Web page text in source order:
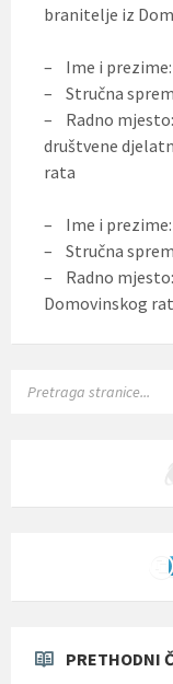
branitelje iz
– Ime i
– Stručna
– Radno
društvene
rata
– Ime i prezime:
– Stručna
– Radno
Domovinskog
PRETHODNI